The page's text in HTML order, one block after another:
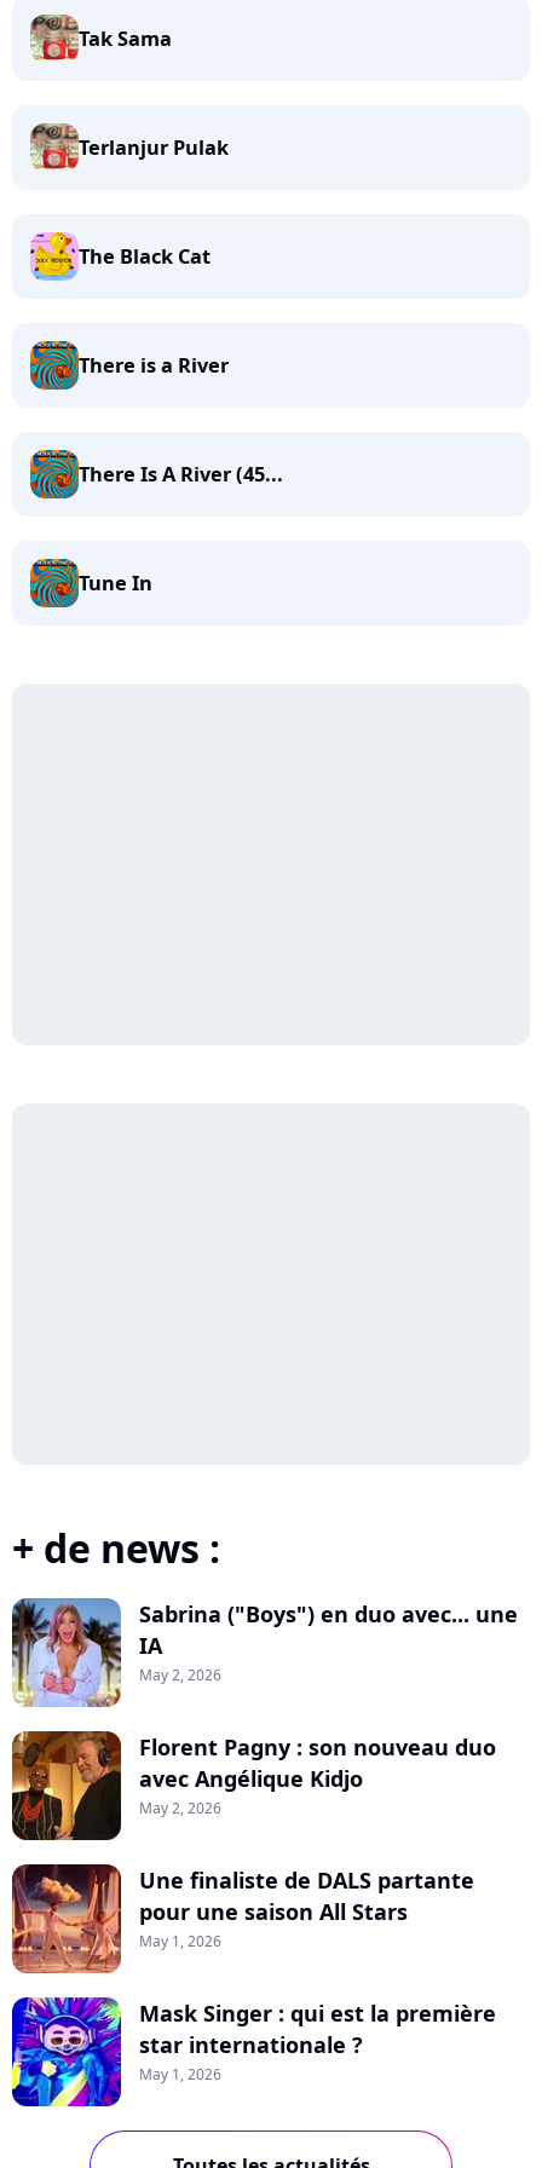
Tak Sama
Terlanjur Pulak
The Black Cat
There is a River
There Is A River (45...
Tune In
+ de news :
Sabrina ("Boys") en duo avec... une
IA
May 2, 2026
Florent Pagny : son nouveau duo
avec Angélique Kidjo
May 2, 2026
Une finaliste de DALS partante
pour une saison All Stars
May 1, 2026
Mask Singer : qui est la première
star internationale ?
May 1, 2026